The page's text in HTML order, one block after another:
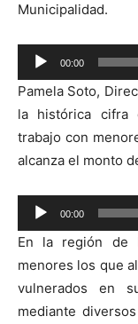
Municipalidad.
Reproductor
de
audio
00:00
Pamela Soto,
la histórica cifra
trabajo con
alcanza el monto
Reproductor
de
audio
00:00
En la región de
menores los que
vulnerados en
mediante